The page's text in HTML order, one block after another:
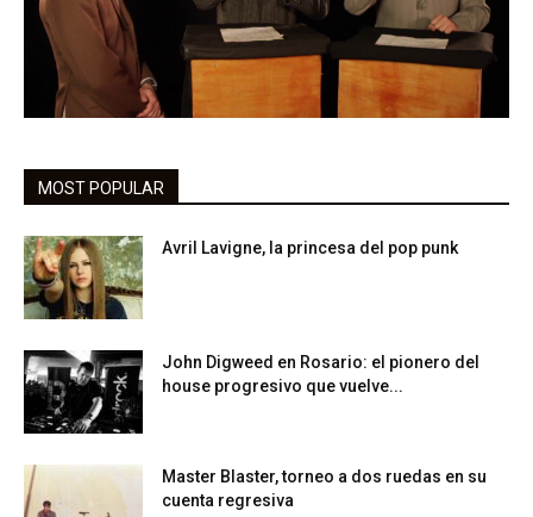
MOST POPULAR
Avril Lavigne, la princesa del pop punk
John Digweed en Rosario: el pionero del
house progresivo que vuelve...
Master Blaster, torneo a dos ruedas en su
cuenta regresiva